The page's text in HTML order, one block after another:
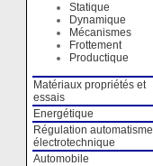
Statique
Dynamique
Mécanismes
Frottement
Productique
Matériaux propriétés et
essais
Energétique
Régulation automatisme
électrotechnique
Automobile